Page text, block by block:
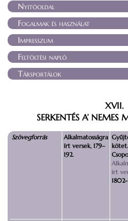
Nyitóoldal
Fogalmak és használat
Impresszum
Feltöltési napló
Társportálok
XVII.
SERKENTÉS A’
Szövegforrás
Alkalmatosságra
írt versek, 179–
192.
kötet.
írt